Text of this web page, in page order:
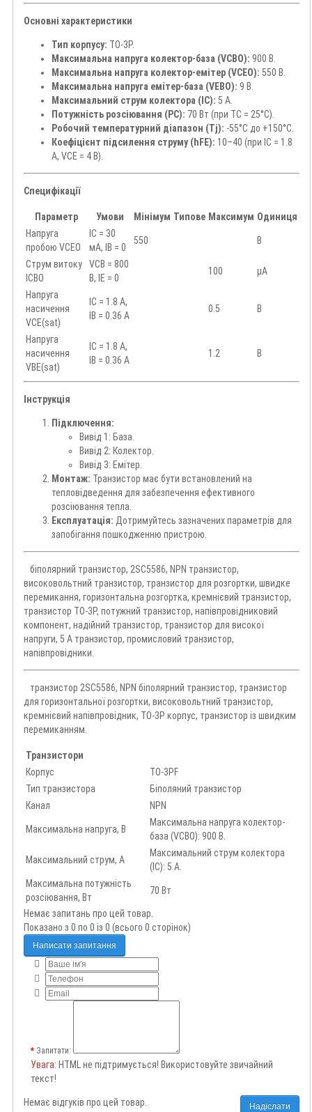
Основні характеристики
Тип корпусу: TO-3P.
Максимальна напруга колектор-база (VCBO): 900 В.
Максимальна напруга колектор-емітер (VCEO): 550 В.
Максимальна напруга емітер-база (VEBO): 9 В.
Максимальний струм колектора (IC): 5 А.
Потужність розсіювання (PC): 70 Вт (при TC = 25°C).
Робочий температурний діапазон (Tj): -55°C до +150°C.
Коефіцієнт підсилення струму (hFE): 10–40 (при IC = 1.8
А, VCE = 4 В).
Специфікації
Параметр Умови Мінімум Типове Максимум Одиниця
Напруга
пробою VCEO
IC = 30
мА, IB = 0
550 В
Струм витоку
ICBO
VCB = 800
В, IE = 0
100 μА
Напруга
насичення
VCE(sat)
IC = 1.8 А,
IB = 0.36 А
0.5 В
Напруга
насичення
VBE(sat)
IC = 1.8 А,
IB = 0.36 А
1.2 В
Інструкція
Підключення:
Вивід 1: База.
Вивід 2: Колектор.
Вивід 3: Емітер.
Монтаж: Транзистор має бути встановлений на
тепловідведення для забезпечення ефективного
розсіювання тепла.
Експлуатація: Дотримуйтесь зазначених параметрів для
запобігання пошкодженню пристрою.
біполярний транзистор, 2SC5586, NPN транзистор,
високовольтний транзистор, транзистор для розгортки, швидке
перемикання, горизонтальна розгортка, кремнієвий транзистор,
транзистор TO-3P, потужний транзистор, напівпровідниковий
компонент, надійний транзистор, транзистор для високої
напруги, 5 А транзистор, промисловий транзистор,
напівпровідники.
транзистор 2SC5586, NPN біполярний транзистор, транзистор
для горизонтальної розгортки, високовольтний транзистор,
кремнієвий напівпровідник, TO-3P корпус, транзистор із швидким
перемиканням.
Транзистори
Корпус
TO-3PF
Тип транзистора
Біполяний транзистор
Канал
NPN
Максимальна напруга, В
Максимальна напруга колектор-
база (VCBO): 900 В.
Максимальний струм, А
Максимальний струм колектора
(IC): 5 А.
Максимальна потужність
розсіювання, Вт
70 Вт
Немає запитань про цей товар.
Показано з 0 по 0 із 0 (всього 0 сторінок)
Написати запитання
Запитати:
Увага: HTML не підтримується! Використовуйте звичайний
текст!
Надіслати
Немає відгуків про цей товар.